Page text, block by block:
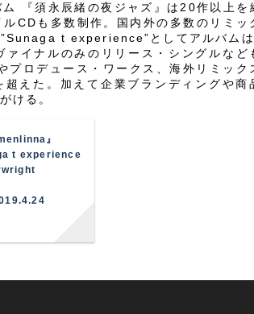
『須永辰緒の夜ジャズ』は20作以上を
CDも多数制作。国内外の多数のリミッ
”Sunaga t experience”としてアルバム
イナルのみのリリース・シングルなど
プロデュース・ワークス、海外リミック
えた。加えて企業ブランディングや商
ける。
』
t experience